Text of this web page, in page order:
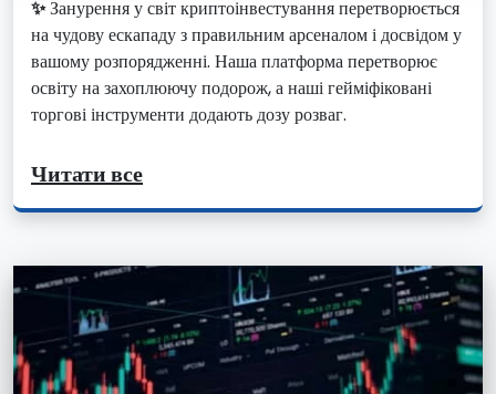
✨Занурення у світ криптоінвестування перетворюється
на чудову ескападу з правильним арсеналом і досвідом у
вашому розпорядженні. Наша платформа перетворює
освіту на захоплюючу подорож, а наші гейміфіковані
торгові інструменти додають дозу розваг.
Читати все